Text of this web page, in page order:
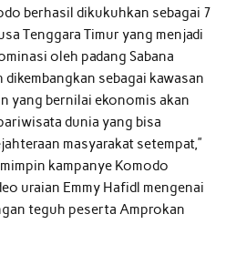
berhasil dikukuhkan sebagai 7
Tenggara Timur yang menjadi
oleh padang Sabana
sebagai kawasan
yang bernilai ekonomis akan
dunia yang bisa
masyarakat setempat,”
kampanye Komodo
uraian Emmy Hafidl mengenai
teguh peserta Amprokan